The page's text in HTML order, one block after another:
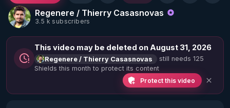
Regenere / Thierry Casasnovas
3.5 k subscribers
This video may be deleted on August 31, 2026
Regenere / Thierry Casasnovas
still needs 125
Shields this month to protect its content
Protect this video